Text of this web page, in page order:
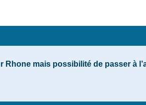
mais possibilité de passer à